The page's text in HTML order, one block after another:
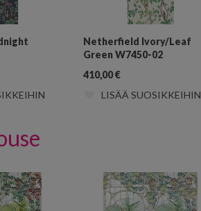
Netherfield Ivory/Leaf
Green W7450-02
410,00€
LISÄÄ SUOSIKKEIHIN